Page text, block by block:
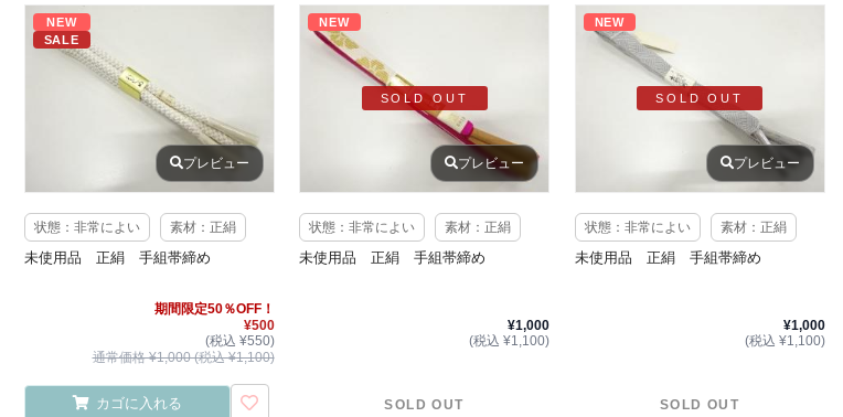
NEW
SALE
プレビュー
状態：非常によい 素材：正絹
未使用品 正絹 手組帯締め
期間限定50％OFF！
¥500
(税込 ¥550)
通常価格 ¥1,000 (税込 ¥1,100)
カゴに入れる
NEW
SOLD OUT
プレビュー
状態：非常によい 素材：正絹
未使用品 正絹 手組帯締め
¥1,000
(税込 ¥1,100)
SOLD OUT
NEW
SOLD OUT
プレビュー
状態：非常によい 素材：正絹
未使用品 正絹 手組帯締め
¥1,000
(税込 ¥1,100)
SOLD OUT